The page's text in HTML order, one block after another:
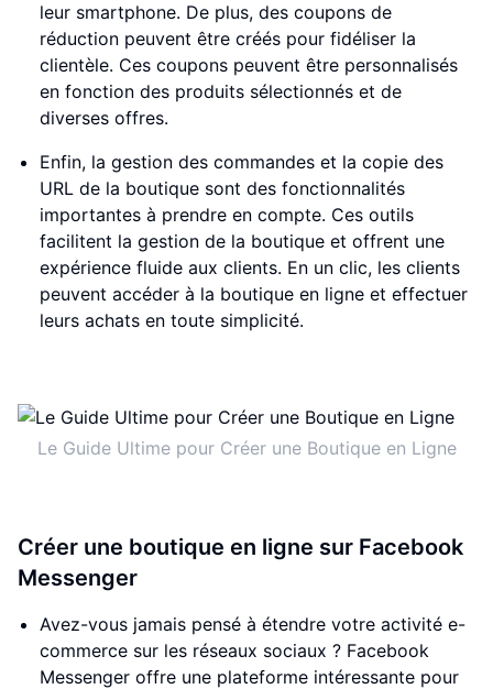
leur smartphone. De plus, des coupons de
réduction peuvent être créés pour fidéliser la
clientèle. Ces coupons peuvent être personnalisés
en fonction des produits sélectionnés et de
diverses offres.
Enfin, la gestion des commandes et la copie des
URL de la boutique sont des fonctionnalités
importantes à prendre en compte. Ces outils
facilitent la gestion de la boutique et offrent une
expérience fluide aux clients. En un clic, les clients
peuvent accéder à la boutique en ligne et effectuer
leurs achats en toute simplicité.
Le Guide Ultime pour Créer une Boutique en Ligne
Créer une boutique en ligne sur Facebook
Messenger
Avez-vous jamais pensé à étendre votre activité e-
commerce sur les réseaux sociaux ? Facebook
Messenger offre une plateforme intéressante pour